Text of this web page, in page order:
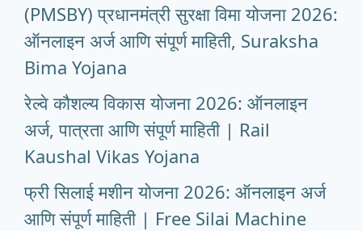
(PMSBY) प्रधानमंत्री सुरक्षा विमा योजना 2026:
ऑनलाइन अर्ज आणि संपूर्ण माहिती, Suraksha
Bima Yojana
रेल्वे कौशल्य विकास योजना 2026: ऑनलाइन
अर्ज, पात्रता आणि संपूर्ण माहिती | Rail
Kaushal Vikas Yojana
फ्री सिलाई मशीन योजना 2026: ऑनलाइन अर्ज
आणि संपूर्ण माहिती | Free Silai Machine